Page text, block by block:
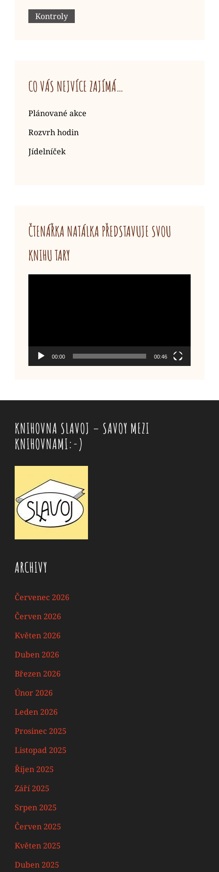
Kontroly
CO VÁS NEJVÍCE ZAJÍMÁ…
Plánované akce
Rozvrh hodin
Jídelníček
ČTENÁŘKA NATÁLKA PŘEDSTAVUJE SVOU
KNIHU TARY
00:00 00:46
KNIHOVNA SLAVOJ – SAVOY MEZI
KNIHOVNAMI:-)
ARCHIVY
Červenec 2026
Červen 2026
Květen 2026
Duben 2026
Březen 2026
Únor 2026
Leden 2026
Prosinec 2025
Listopad 2025
Říjen 2025
Září 2025
Srpen 2025
Červen 2025
Květen 2025
Duben 2025